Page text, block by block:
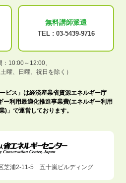
無料講師派遣
TEL : 03-5439-9716
：10:00～12:00、
曜、日曜、祝日を除く）
ビス」は経済産業省資源エネルギー庁
ー利用最適化推進事業費(エネルギー利用
)」で運営しております。
芝浦2-11-5 五十嵐ビルディング